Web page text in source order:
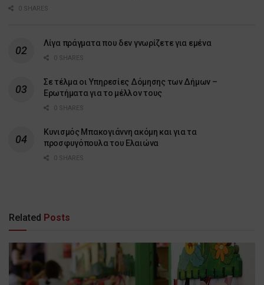
0 SHARES
Λίγα πράγματα που δεν γνωρίζετε για εμένα
0 SHARES
Σε τέλμα οι Υπηρεσίες Δόμησης των Δήμων –
Ερωτήματα για το μέλλον τους
0 SHARES
Κυνισμός Μπακογιάννη ακόμη και για τα
προσφυγόπουλα του Ελαιώνα
0 SHARES
Related Posts